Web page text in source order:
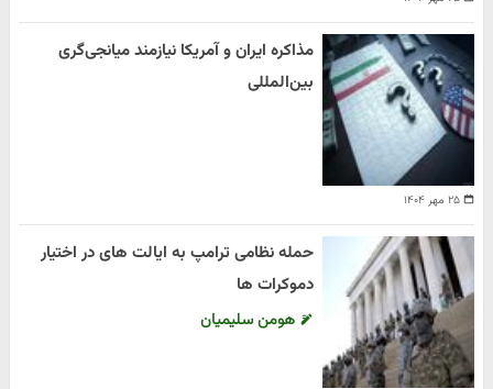
۲۵ مهر ۱۴۰۴
مذاکره ایران و آمریکا نیازمند میانجی‌گری
بین‌المللی
حمله نظامی ترامپ به ایالت های در اختیار
دموکرات ها
هومن سلیمیان